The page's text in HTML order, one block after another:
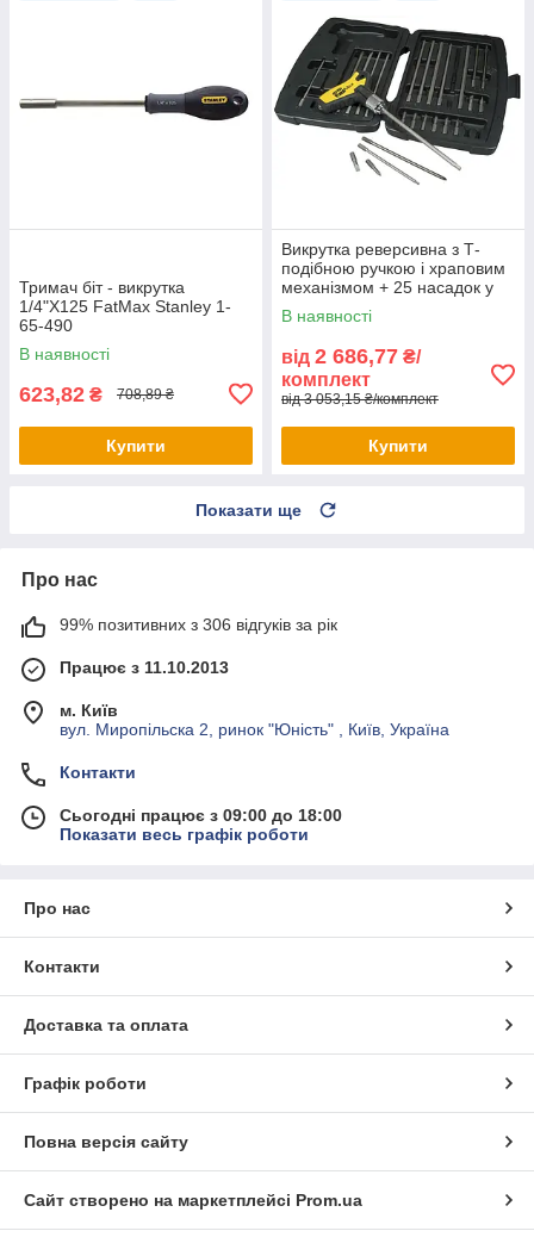
Тримач біт - викрутка
1/4"X125 FatMax Stanley 1-
65-490
В наявності
623,82 ₴ 708,89 ₴
Купити
Викрутка реверсивна з Т-
подібною ручкою і храповим
механізмом + 25 насадок у
кейсі FatMax Stanley 0-79-
153
В наявності
від 2 686,77 ₴/
комплект
від 3 053,15 ₴/комплект
Купити
Показати ще
Про нас
99% позитивних з 306 відгуків за рік
Працює з 11.10.2013
м. Київ
вул. Миропільска 2, ринок "Юність" , Київ, Україна
Контакти
Сьогодні працює з 09:00 до 18:00
Показати весь графік роботи
Про нас
Контакти
Доставка та оплата
Графік роботи
Повна версія сайту
Сайт створено на маркетплейсі Prom.ua